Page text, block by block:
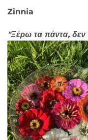
Zinnia
"Ξέρω τα πάντα, δεν